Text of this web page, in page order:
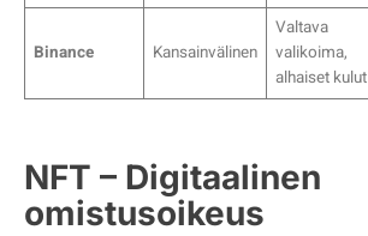
Binance Kansainvälinen
Valtava
valikoima,
alhaiset kulut
NFT – Digitaalinen
omistusoikeus